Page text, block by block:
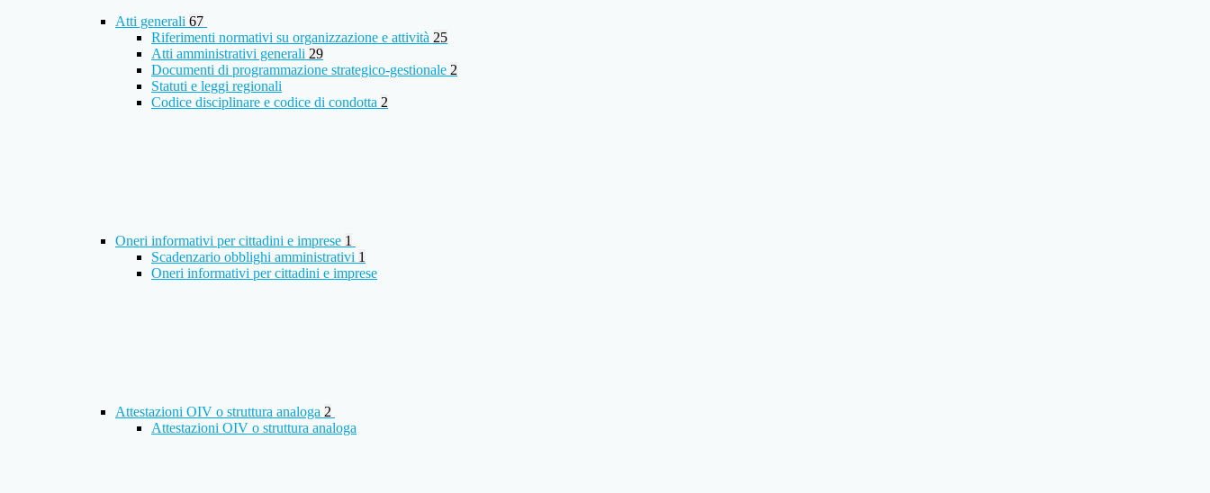
Atti generali 67
Riferimenti normativi su organizzazione e attività 25
Atti amministrativi generali 29
Documenti di programmazione strategico-gestionale 2
Statuti e leggi regionali
Codice disciplinare e codice di condotta 2
Oneri informativi per cittadini e imprese 1
Scadenzario obblighi amministrativi 1
Oneri informativi per cittadini e imprese
Attestazioni OIV o struttura analoga 2
Attestazioni OIV o struttura analoga